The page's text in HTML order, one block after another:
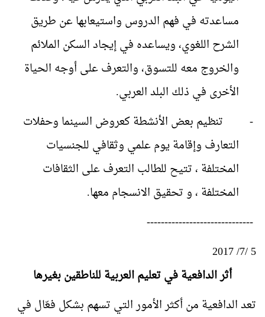
مساعدته في فهم الدروس واستيعابها عن طريق
الشرح اللغوي، ويساعده في إيجاد السكن الملائم
والخروج معه للتسوق، والتعرف على أوجه الحياة
الأخرى في ذلك البلد العربي.
-
تنظيم بعض الأنشطة كعروض السينما وحفلات
التعارف وإقامة يوم علمي وثقافي للجنسيات
المختلفة ، تتيح للطالب التعرف على الثقافات
المختلفة ، و تحقيق الانسجام معها.
------------------------------
5 /7/ 2017
أثرالدافعية في تعليم العربية للناطقين بغيرها
تعد الدافعية من أكثر الأمور التي تسهم بشكل فعال في